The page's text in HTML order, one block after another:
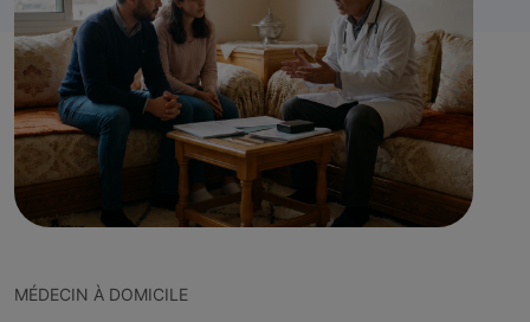
MÉDECIN À DOMICILE